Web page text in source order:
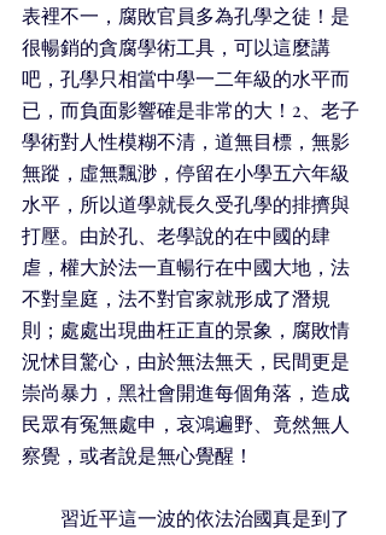
表裡不一，腐敗官員多為孔學之徒！是
很暢銷的貪腐學術工具，可以這麼講
吧，孔學只相當中學一二年級的水平而
已，而負面影響確是非常的大！2、老子
學術對人性模糊不清，道無目標，無影
無蹤，虛無飄渺，停留在小學五六年級
水平，所以道學就長久受孔學的排擠與
打壓。由於孔、老學說的在中國的肆
虐，權大於法一直暢行在中國大地，法
不對皇庭，法不對官家就形成了潛規
則；處處出現曲枉正直的景象，腐敗情
況怵目驚心，由於無法無天，民間更是
崇尚暴力，黑社會開進每個角落，造成
民眾有冤無處申，哀鴻遍野、竟然無人
察覺，或者說是無心覺醒！